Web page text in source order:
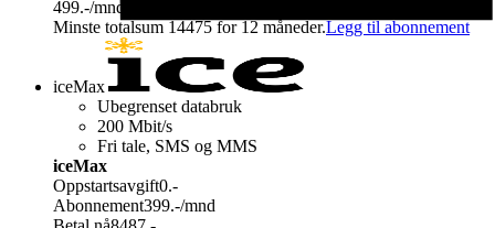
499.-/mnd
Minste totalsum 14475 for 12 måneder.Legg til abonnement
iceMax
Ubegrenset databruk
200 Mbit/s
Fri tale, SMS og MMS
iceMax
Oppstartsavgift0.-
Abonnement399.-/mnd